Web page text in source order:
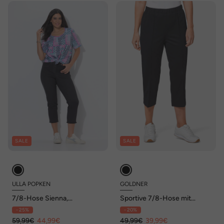
SALE
ULLA POPKEN
7/8-Hose Sienna,
Fransensaum, schmales Bein
- 25%
59,99€ 44,99€
SALE
GOLDNER
Sportive 7/8-Hose mit
Biesen
- 20%
49,99€ 39,99€